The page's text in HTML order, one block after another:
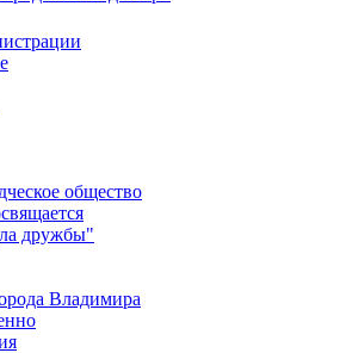
общество
дружбы"
Владимира